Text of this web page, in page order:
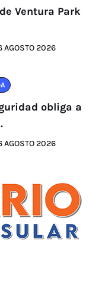
Ventura Park
AGOSTO 2026
obliga a
AGOSTO 2026